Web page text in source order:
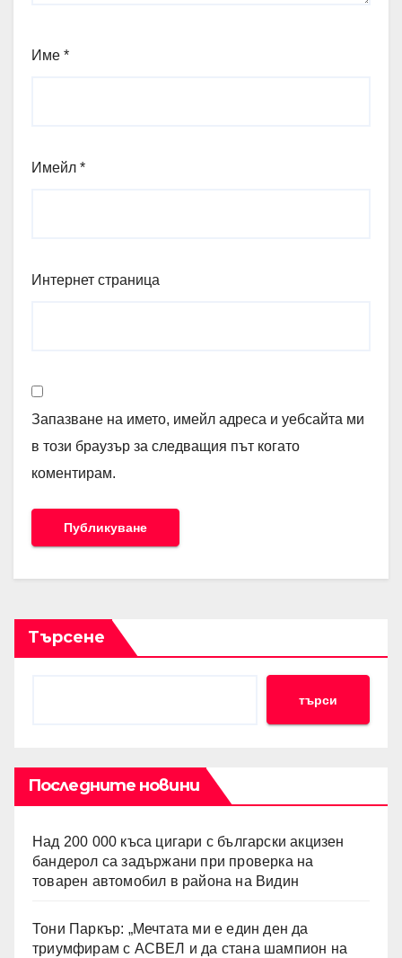
Име *
Имейл *
Интернет страница
Запазване на името, имейл адреса и уебсайта ми
в този браузър за следващия път когато
коментирам.
Търсене
търси
Последните новини
Над 200 000 къса цигари с български акцизен
бандерол са задържани при проверка на
товарен автомобил в района на Видин
Тони Паркър: „Мечтата ми е един ден да
триумфирам с АСВЕЛ и да стана шампион на